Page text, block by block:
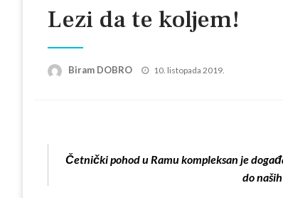
Lezi da te koljem!
Biram DOBRO
Posted
10. listopada 2019.
Četnički pohod u Ramu kompleksan je
do